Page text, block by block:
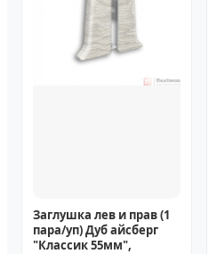
Заглушка лев и прав (1
пара/уп) Дуб айсберг
"Классик 55мм",